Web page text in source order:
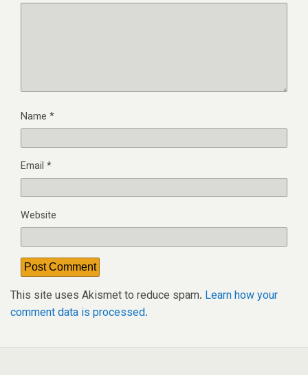
Name *
Email *
Website
This site uses Akismet to reduce spam. Learn how your
comment data is processed.